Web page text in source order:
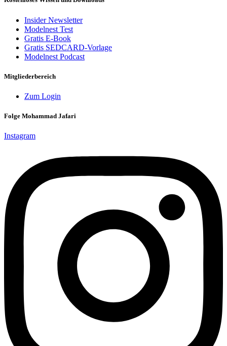
Insider Newsletter
Modelnest Test
Gratis E-Book
Gratis SEDCARD-Vorlage
Modelnest Podcast
Mitgliederbereich
Zum Login
Folge Mohammad Jafari
Instagram